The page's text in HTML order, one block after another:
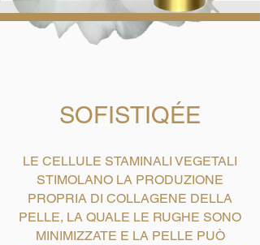
SOFISTIQÉE
LE CELLULE STAMINALI VEGETALI
STIMOLANO LA PRODUZIONE
PROPRIA DI COLLAGENE DELLA
PELLE, LA QUALE LE RUGHE SONO
MINIMIZZATE E LA PELLE PUÒ